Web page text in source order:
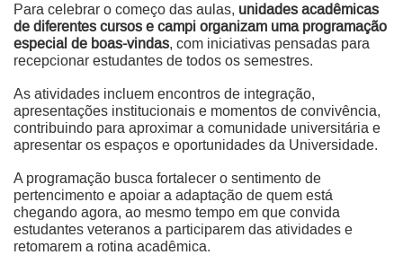
Para celebrar o começo das aulas, unidades acadêmicas
de diferentes cursos e campi organizam uma programação
especial de boas-vindas, com iniciativas pensadas para
recepcionar estudantes de todos os semestres.
As atividades incluem encontros de integração,
apresentações institucionais e momentos de convivência,
contribuindo para aproximar a comunidade universitária e
apresentar os espaços e oportunidades da Universidade.
A programação busca fortalecer o sentimento de
pertencimento e apoiar a adaptação de quem está
chegando agora, ao mesmo tempo em que convida
estudantes veteranos a participarem das atividades e
retomarem a rotina acadêmica.